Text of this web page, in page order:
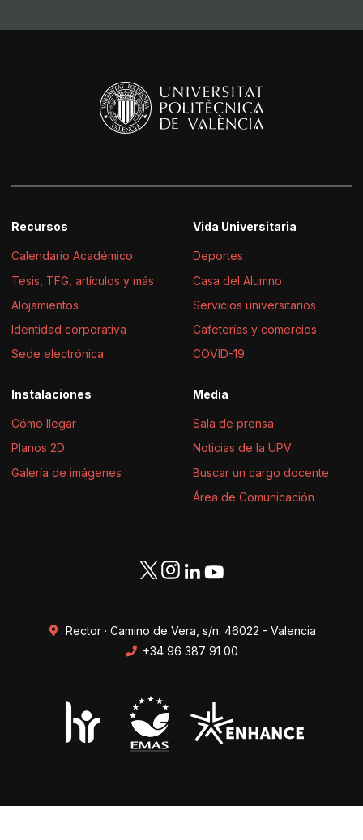
Recursos
Calendario Académico
Tesis, TFG, artículos y más
Alojamientos
Identidad corporativa
Sede electrónica
Vida Universitaria
Deportes
Casa del Alumno
Servicios universitarios
Cafeterías y comercios
COVID-19
Instalaciones
Cómo llegar
Planos 2D
Galería de imágenes
Media
Sala de prensa
Noticias de la UPV
Buscar un cargo docente
Área de Comunicación
Rector · Camino de Vera, s/n. 46022 - Valencia
+34 96 387 91 00